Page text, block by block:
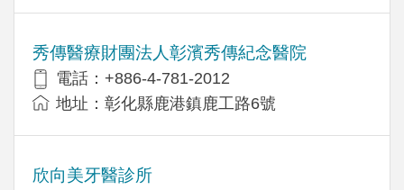
秀傳醫療財團法人彰濱秀傳紀念醫院
電話：+886-4-781-2012
地址：彰化縣鹿港鎮鹿工路6號
欣向美牙醫診所